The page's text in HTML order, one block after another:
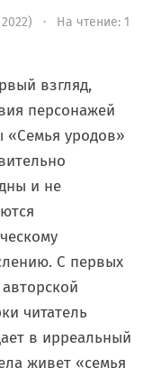
2022) · На чтение: 1
взгляд,
персонажей
«Семья уродов»
и не
С первых
читатель
в ирреальный
живет «семья